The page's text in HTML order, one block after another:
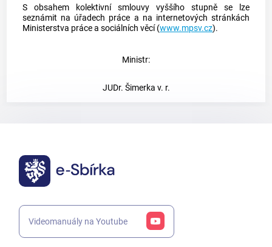
S obsahem kolektivní smlouvy vyššího stupně se lze
seznámit na úřadech práce a na internetových stránkách
Ministerstva práce a sociálních věcí (www.mpsv.cz).
Ministr:
JUDr. Šimerka v. r.
Videomanuály na Youtube